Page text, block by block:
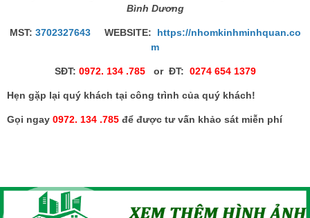
Bình Dương
MST: 3702327643WEBSITE: https://nhomkinhminhquan.co
m
SĐT: 0972. 134 .785 or ĐT: 0274 654 1379
Hẹn gặp lại quý khách tại công trình của quý khách!
Gọi ngay 0972. 134 .785 để được tư vấn khảo sát miễn phí